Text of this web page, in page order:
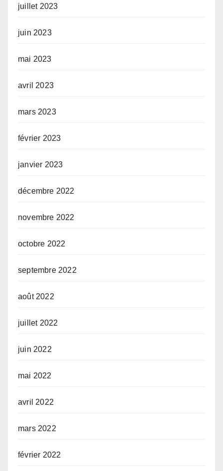
juillet 2023
juin 2023
mai 2023
avril 2023
mars 2023
février 2023
janvier 2023
décembre 2022
novembre 2022
octobre 2022
septembre 2022
août 2022
juillet 2022
juin 2022
mai 2022
avril 2022
mars 2022
février 2022